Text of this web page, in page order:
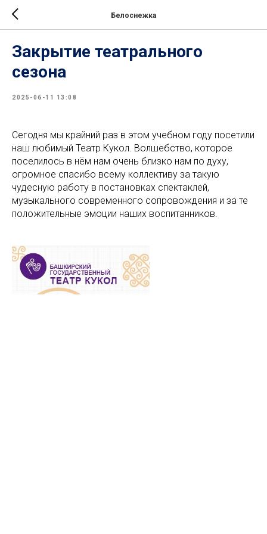
Белоснежка
Закрытие театрального
сезона
2025-06-11 13:08
Сегодня мы крайний раз в этом учебном году посетили
наш любимый Театр Кукол. Волшебство, которое
поселилось в нём нам очень близко нам по духу,
огромное спасибо всему коллективу за такую
чудесную работу в постановках спектаклей,
музыкального современного сопровождения и за те
положительные эмоции наших воспитанников.